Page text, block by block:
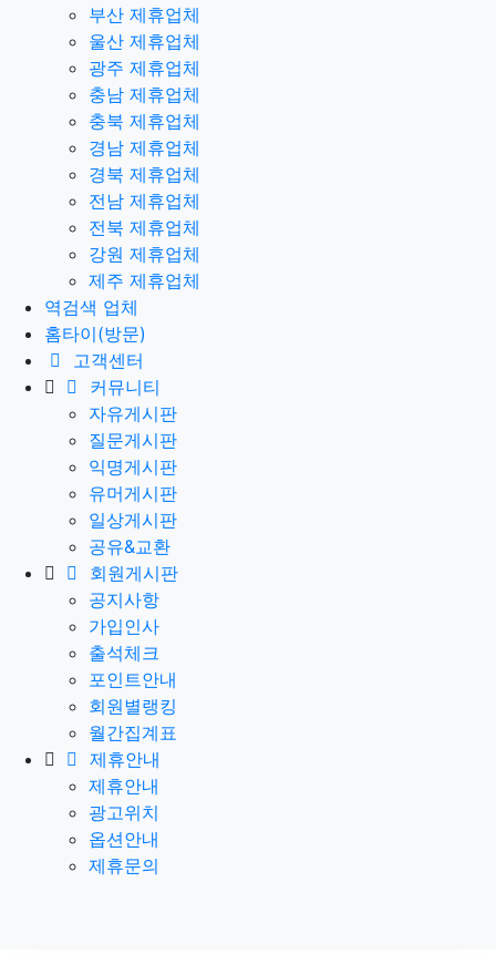
부산 제휴업체
울산 제휴업체
광주 제휴업체
충남 제휴업체
충북 제휴업체
경남 제휴업체
경북 제휴업체
전남 제휴업체
전북 제휴업체
강원 제휴업체
제주 제휴업체
역검색 업체
홈타이(방문)
고객센터
커뮤니티
자유게시판
질문게시판
익명게시판
유머게시판
일상게시판
공유&교환
회원게시판
공지사항
가입인사
출석체크
포인트안내
회원별랭킹
월간집계표
제휴안내
제휴안내
광고위치
옵션안내
제휴문의